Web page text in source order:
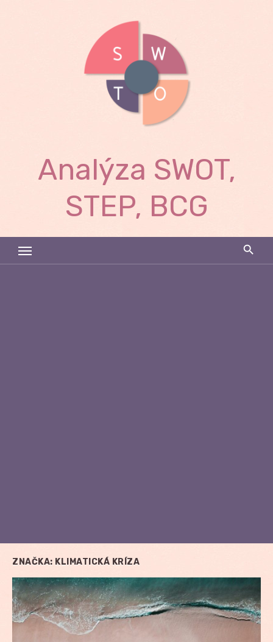
Analýza SWOT,
STEP, BCG
ZNAČKA: KLIMATICKÁ KRÍZA